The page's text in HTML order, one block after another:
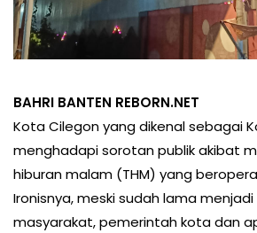
BAHRI BANTEN REBORN.NET
Kota Cilegon yang dikenal sebagai
menghadapi sorotan publik akibat
hiburan malam (THM) yang
Ironisnya, meski sudah lama menjadi
masyarakat, pemerintah kota dan